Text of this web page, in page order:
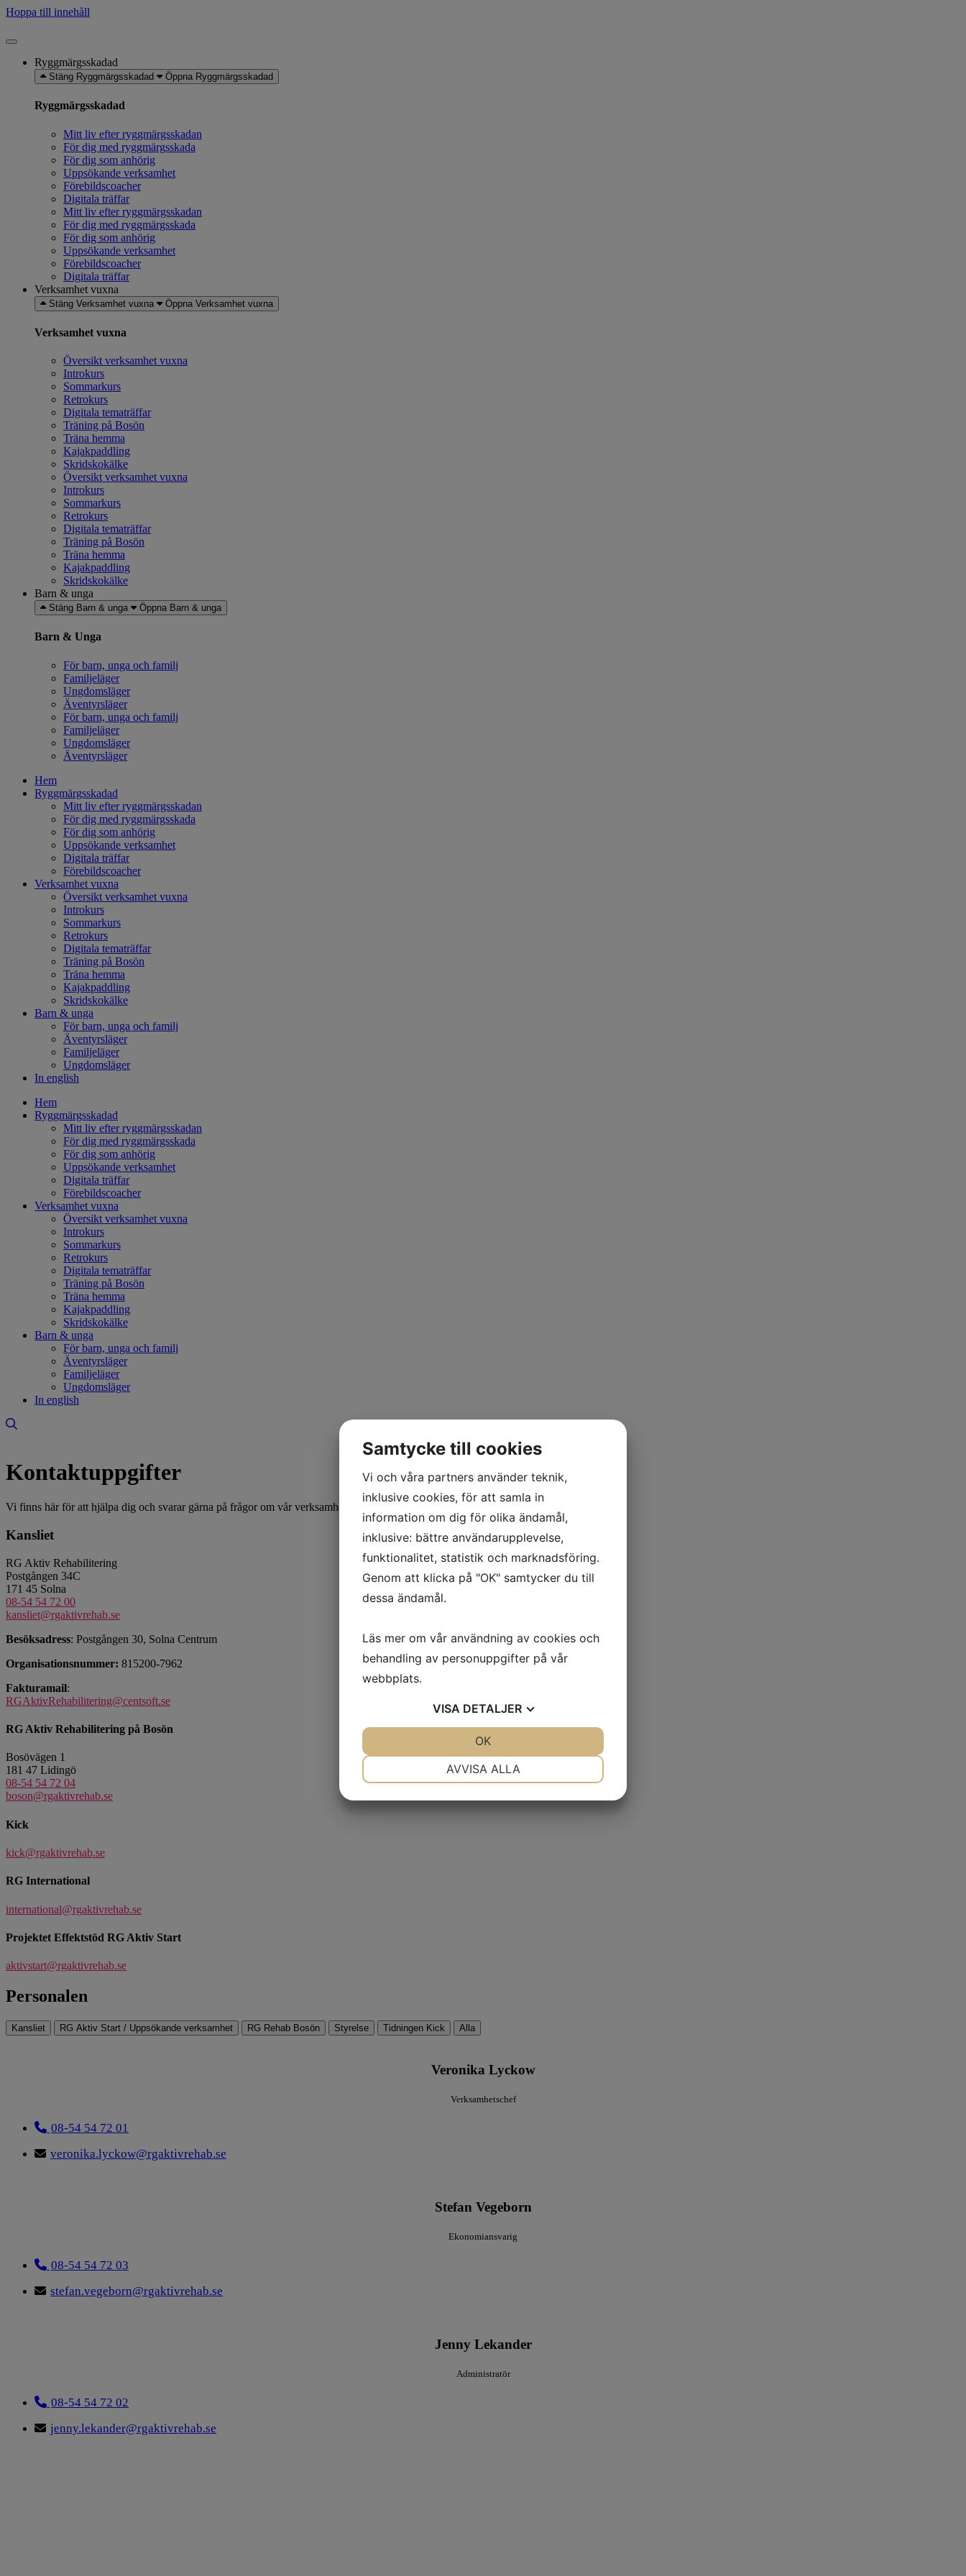
Hoppa till innehåll
Ryggmärgsskadad
Stäng Ryggmärgsskadad Öppna Ryggmärgsskadad
Ryggmärgsskadad
Mitt liv efter ryggmärgsskadan
För dig med ryggmärgsskada
För dig som anhörig
Uppsökande verksamhet
Förebildscoacher
Digitala träffar
Mitt liv efter ryggmärgsskadan
För dig med ryggmärgsskada
För dig som anhörig
Uppsökande verksamhet
Förebildscoacher
Digitala träffar
Verksamhet vuxna
Stäng Verksamhet vuxna Öppna Verksamhet vuxna
Verksamhet vuxna
Översikt verksamhet vuxna
Introkurs
Sommarkurs
Retrokurs
Digitala tematräffar
Träning på Bosön
Träna hemma
Kajakpaddling
Skridskokälke
Översikt verksamhet vuxna
Introkurs
Sommarkurs
Retrokurs
Digitala tematräffar
Träning på Bosön
Träna hemma
Kajakpaddling
Skridskokälke
Barn & unga
Stäng Barn & unga Öppna Barn & unga
Barn & Unga
För barn, unga och familj
Familjeläger
Ungdomsläger
Äventyrsläger
För barn, unga och familj
Familjeläger
Ungdomsläger
Äventyrsläger
Hem
Ryggmärgsskadad
Mitt liv efter ryggmärgsskadan
För dig med ryggmärgsskada
För dig som anhörig
Uppsökande verksamhet
Digitala träffar
Förebildscoacher
Verksamhet vuxna
Översikt verksamhet vuxna
Introkurs
Sommarkurs
Retrokurs
Digitala tematräffar
Träning på Bosön
Träna hemma
Kajakpaddling
Skridskokälke
Barn & unga
För barn, unga och familj
Äventyrsläger
Familjeläger
Ungdomsläger
In english
Hem
Ryggmärgsskadad
Mitt liv efter ryggmärgsskadan
För dig med ryggmärgsskada
För dig som anhörig
Uppsökande verksamhet
Digitala träffar
Förebildscoacher
Verksamhet vuxna
Översikt verksamhet vuxna
Introkurs
Sommarkurs
Retrokurs
Digitala tematräffar
Träning på Bosön
Träna hemma
Kajakpaddling
Skridskokälke
Barn & unga
För barn, unga och familj
Äventyrsläger
Familjeläger
Ungdomsläger
In english
Kontaktuppgifter
Vi finns här för att hjälpa dig och svarar gärna på frågor om vår verksamhet.
Kansliet
RG Aktiv Rehabilitering
Postgången 34C
171 45 Solna
08-54 54 72 00
kansliet@rgaktivrehab.se
Besöksadress: Postgången 30, Solna Centrum
Organisationsnummer: 815200-7962
Fakturamail:
RGAktivRehabilitering@centsoft.se
RG Aktiv Rehabilitering på Bosön
Bosövägen 1
181 47 Lidingö
08-54 54 72 04
boson@rgaktivrehab.se
Kick
kick@rgaktivrehab.se
RG International
international@rgaktivrehab.se
Projektet Effektstöd RG Aktiv Start
aktivstart@rgaktivrehab.se
Personalen
Kansliet RG Aktiv Start / Uppsökande verksamhet RG Rehab Bosön Styrelse Tidningen Kick Alla
Veronika Lyckow
Verksamhetschef
08-54 54 72 01
veronika.lyckow@rgaktivrehab.se
Stefan Vegeborn
Ekonomiansvarig
08-54 54 72 03
stefan.vegeborn@rgaktivrehab.se
Jenny Lekander
Administratör
08-54 54 72 02
jenny.lekander@rgaktivrehab.se
Samtycke till cookies
Vi och våra partners använder teknik,
inklusive cookies, för att samla in
information om dig för olika ändamål,
inklusive: bättre användarupplevelse,
funktionalitet, statistik och marknadsföring.
Genom att klicka på "OK" samtycker du till
dessa ändamål.
Läs mer om vår användning av cookies och
behandling av personuppgifter på vår
webbplats.
VISA DETALJER
AVVISA ALLA
OK